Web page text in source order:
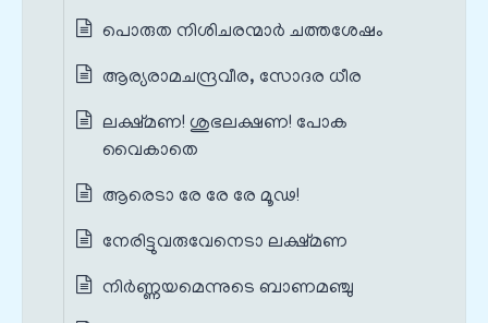
പൊരുത നിശിചരന്മാർ ചത്തശേഷം
ആര്യരാമചന്ദ്രവീര, സോദര ധീര
ലക്ഷ്മണ! ശുഭലക്ഷണ! പോക
വൈകാതെ
ആരെടാ രേ രേ രേ മൂഢ!
നേരിട്ടുവരുവേനെടാ ലക്ഷ്മണ
നിർണ്ണയമെന്നുടെ ബാണമഞ്ചു